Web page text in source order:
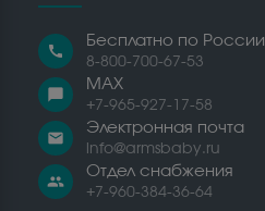
call
Бесплатно по России
8-800-700-67-53
chat_bubble
MAX
+7-965-927-17-58
email
Электронная почта
info@armsbaby.ru
people
Отдел снабжения
+7-960-384-36-64